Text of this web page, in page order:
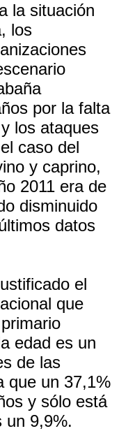
la situación
los
por la falta
los ataques
caso del
y caprino,
2011 era de
disminuido
datos
el
que
edad es un
de las
que un 37,1%
y sólo está
un 9,9%.